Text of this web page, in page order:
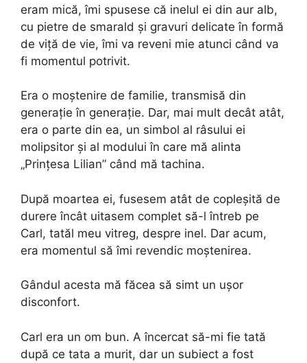
eram mică, îmi spusese că inelul ei din aur alb,
cu pietre de smarald și gravuri delicate în formă
de viță de vie, îmi va reveni mie atunci când va
fi momentul potrivit.
Era o moștenire de familie, transmisă din
generație în generație. Dar, mai mult decât atât,
era o parte din ea, un simbol al râsului ei
molipsitor și al modului în care mă alinta
„Prințesa Lilian” când mă tachina.
După moartea ei, fusesem atât de copleșită de
durere încât uitasem complet să-l întreb pe
Carl, tatăl meu vitreg, despre inel. Dar acum,
era momentul să îmi revendic moștenirea.
Gândul acesta mă făcea să simt un ușor
disconfort.
Carl era un om bun. A încercat să-mi fie tată
după ce tata a murit, dar un subiect a fost